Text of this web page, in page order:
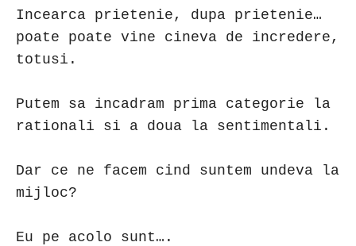
Incearca prietenie, dupa prietenie…
poate poate vine cineva de incredere,
totusi.
Putem sa incadram prima categorie la
rationali si a doua la sentimentali.
Dar ce ne facem cind suntem undeva la
mijloc?
Eu pe acolo sunt….